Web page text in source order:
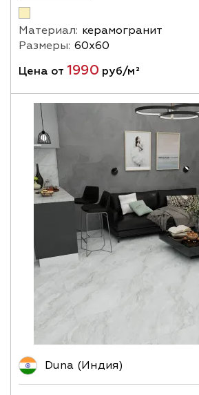
Материал: керамогранит
Размеры: 60х60
Цена от 1990 руб/м²
Duna (Индия)